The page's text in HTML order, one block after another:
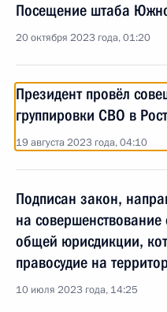
Посещение штаба
20 октября 2023 года, 01:20
Президент провёл
группировки СВО в
19 августа 2023 года, 04:10
Подписан закон,
на
общей юрисдикции,
правосудие на
10 июля 2023 года, 14:25